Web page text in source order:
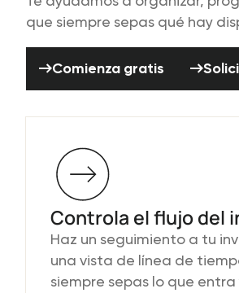
que siempre sepas qué hay
Comienza gratis
Controla el flujo del
Haz un seguimiento a tu
una vista de línea de
siempre sepas lo que